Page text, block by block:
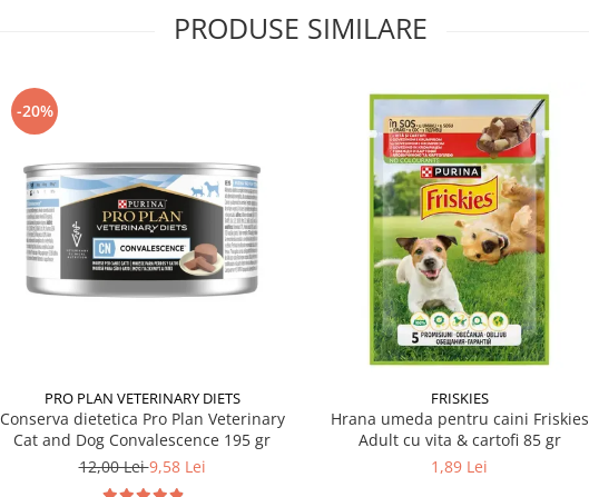
PRODUSE SIMILARE
-20%
PRO PLAN VETERINARY DIETS
Conserva dietetica Pro Plan Veterinary
Cat and Dog Convalescence 195 gr
12,00 Lei9,58 Lei
FRISKIES
Hrana umeda pentru caini Friskies
Adult cu vita & cartofi 85 gr
1,89 Lei